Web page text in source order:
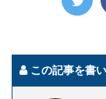
この記事を書